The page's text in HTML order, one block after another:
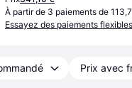
À partir de 3 paiements de
Essayez des paiements
Prix avec